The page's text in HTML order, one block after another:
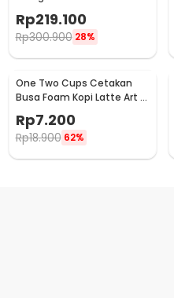
Box - ZJ03
HWSK77
Rp219.100
Rp300.900 28%
One Two Cups Cetakan
Busa Foam Kopi Latte Art 16
Rp7.200
Rp18.900 62%